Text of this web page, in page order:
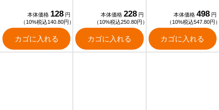
本体価格 128 円
（10%税込140.80円）
カゴに入れる
本体価格 228 円
（10%税込250.80円）
カゴに入れる
本体価格 498 円
（10%税込547.80円
カゴに入れる